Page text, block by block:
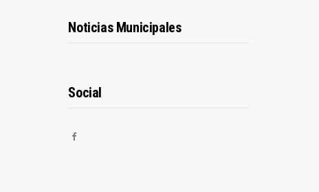
Noticias Municipales
Social